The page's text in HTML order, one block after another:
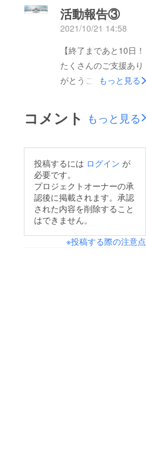
を頂戴しました。皆様
より頂戴しました支援
金は、船舶の維持管理
費・事務所の家賃・人
件費・リターン品の制
作費・送料などの費用
ていただきます。支援
コメントを頂戴しまし
て、改めてこんなにも
多くの方に応援いただ
いていることを知り、
当社を支えてくださる
皆様へ今後とも事業を
通して貢献を続けてい
した！！今日まで、多
くの方々に温かいメッ
セージとともに多くの
ご支援を賜り、本当に
ありがとうございまし
ます。最後までどうか
ま
す！！
東京都観光汽船
株式会社
活動報告③
2021/10/21 14:58
【終了まであと10日！
たくさんのご支援あり
がとうございます】9
た私たちのプロジェク
トですが、早いもので
の方から240万円を超
えるご支援をいただき
ました。皆様の温かい
ご支援とご協力、本当
ございます。現在、ご
もっと見る
コメント もっと見る
投稿するには ログイン が
必要です。
プロジェクトオーナーの承
認後に掲載されます。承認
された内容を削除すること
はできません。
※投稿する際の注意点